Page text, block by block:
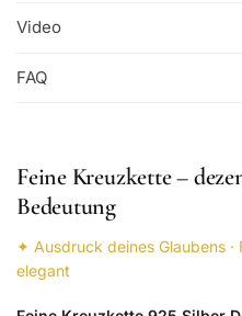
Video
FAQ
Feine Kreuzkette –
Bedeutung
✦ Ausdruck deines Glaubens ·
elegant